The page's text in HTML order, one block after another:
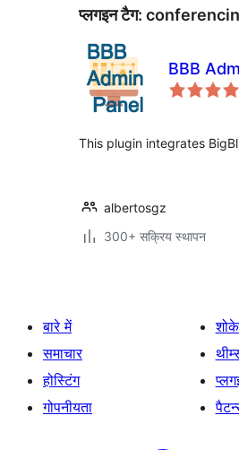
प्लगइन टैग:
BBB
This plugin integrates
albertosgz
300+ सक्रिय स्थापन
बारे में
समाचार
होस्टिंग
गोपनीयता